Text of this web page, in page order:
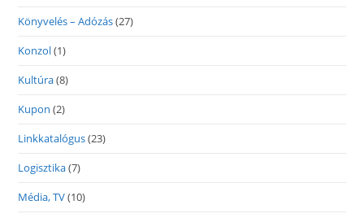
Könyvelés – Adózás(27)
Konzol(1)
Kultúra(8)
Kupon (2)
Linkkatalógus(23)
Logisztika(7)
Média, TV(10)